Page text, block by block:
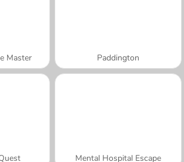
Master Paddington
Mental Hospital Escape